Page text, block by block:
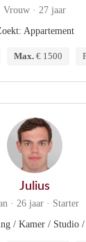
Vrouw · 27 jaar
Appartement
Max. € 1500
Julius
· 26 jaar · Starter
/ Kamer / Studio /